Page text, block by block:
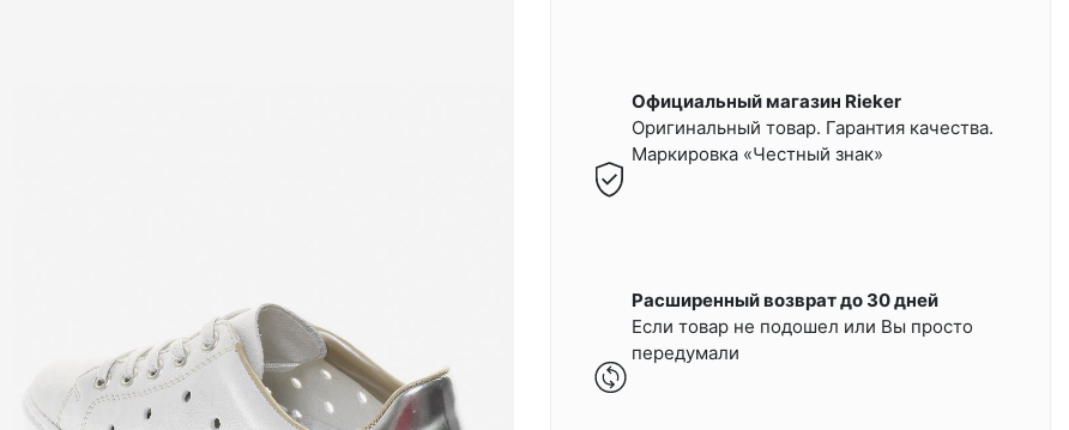
Официальный магазин Rieker
Оригинальный товар. Гарантия качества.
Маркировка «Честный знак»
Расширенный возврат до 30 дней
Если товар не подошел или Вы просто
передумали